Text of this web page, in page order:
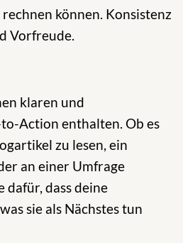
können. Konsistenz
Vorfreude.
klaren und
Action enthalten. Ob es
zu lesen, ein
an einer Umfrage
dafür, dass deine
sie als Nächstes tun